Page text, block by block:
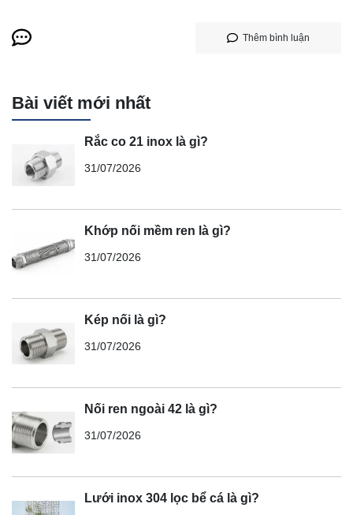
Thêm bình luận
Bài viết mới nhất
Rắc co 21 inox là gì?
31/07/2026
Khớp nối mềm ren là gì?
31/07/2026
Kép nối là gì?
31/07/2026
Nối ren ngoài 42 là gì?
31/07/2026
Lưới inox 304 lọc bể cá là gì?